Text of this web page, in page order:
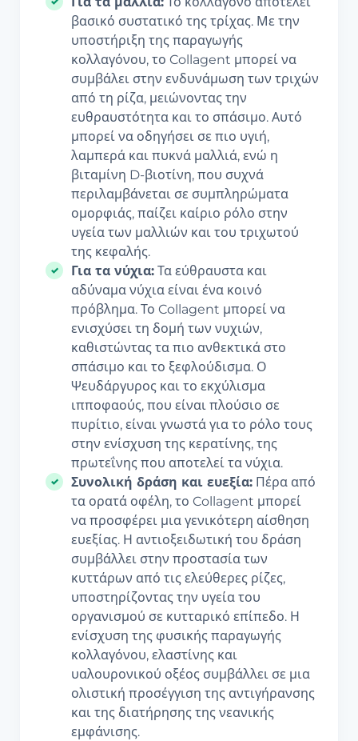
βασικό συστατικό της τρίχας. Με την
υποστήριξη της παραγωγής
κολλαγόνου, το Collagent μπορεί να
συμβάλει στην ενδυνάμωση των τριχών
από τη ρίζα, μειώνοντας την
ευθραυστότητα και το σπάσιμο. Αυτό
μπορεί να οδηγήσει σε πιο υγιή,
λαμπερά και πυκνά μαλλιά, ενώ η
βιταμίνη D-βιοτίνη, που συχνά
περιλαμβάνεται σε συμπληρώματα
ομορφιάς, παίζει καίριο ρόλο στην
υγεία των μαλλιών και του τριχωτού
της κεφαλής.
Για τα νύχια: Τα εύθραυστα και
αδύναμα νύχια είναι ένα κοινό
πρόβλημα. Το Collagent μπορεί να
ενισχύσει τη δομή των νυχιών,
καθιστώντας τα πιο ανθεκτικά στο
σπάσιμο και το ξεφλούδισμα. Ο
Ψευδάργυρος και το εκχύλισμα
ιπποφαούς, που είναι πλούσιο σε
πυρίτιο, είναι γνωστά για το ρόλο τους
στην ενίσχυση της κερατίνης, της
πρωτεΐνης που αποτελεί τα νύχια.
Συνολική δράση και ευεξία: Πέρα από
τα ορατά οφέλη, το Collagent μπορεί
να προσφέρει μια γενικότερη αίσθηση
ευεξίας. Η αντιοξειδωτική του δράση
συμβάλλει στην προστασία των
κυττάρων από τις ελεύθερες ρίζες,
υποστηρίζοντας την υγεία του
οργανισμού σε κυτταρικό επίπεδο. Η
ενίσχυση της φυσικής παραγωγής
κολλαγόνου, ελαστίνης και
υαλουρονικού οξέος συμβάλλει σε μια
ολιστική προσέγγιση της αντιγήρανσης
και της διατήρησης της νεανικής
εμφάνισης.